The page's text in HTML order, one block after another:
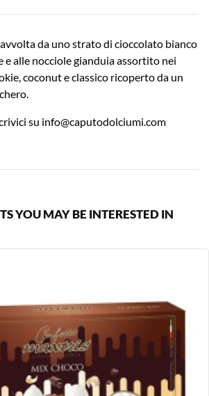
da uno strato di cioccolato bianco
e alle nocciole gianduia assortito nei
coconut e classico ricoperto da un
su info@caputodolciumi.com
YOU MAY BE INTERESTED IN